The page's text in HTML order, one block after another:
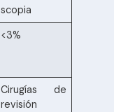
scopia
<3%
Cirugías de
revisión